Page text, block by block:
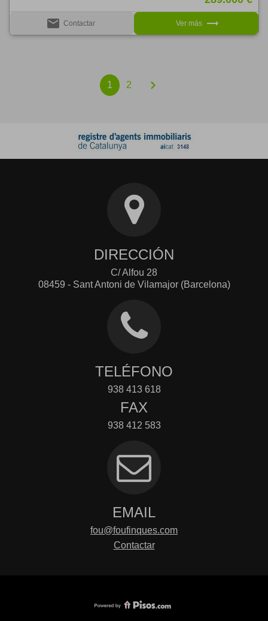
email Contactar Ver más trending_flat
1 2 chevron_right
DIRECCIÓN
C/ Alfou 28
08459 - Sant Antoni de Vilamajor (Barcelona)
TELÉFONO
938 413 618
FAX
938 412 583
EMAIL
fou@foufinques.com
Contactar